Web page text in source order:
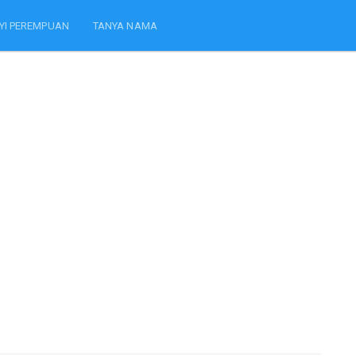
PEREMPUAN TANYA NAMA